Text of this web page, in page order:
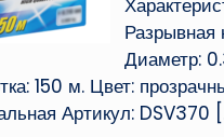
Разрывная
Диаметр:
150 м. Цвет:
Артикул: DSV370